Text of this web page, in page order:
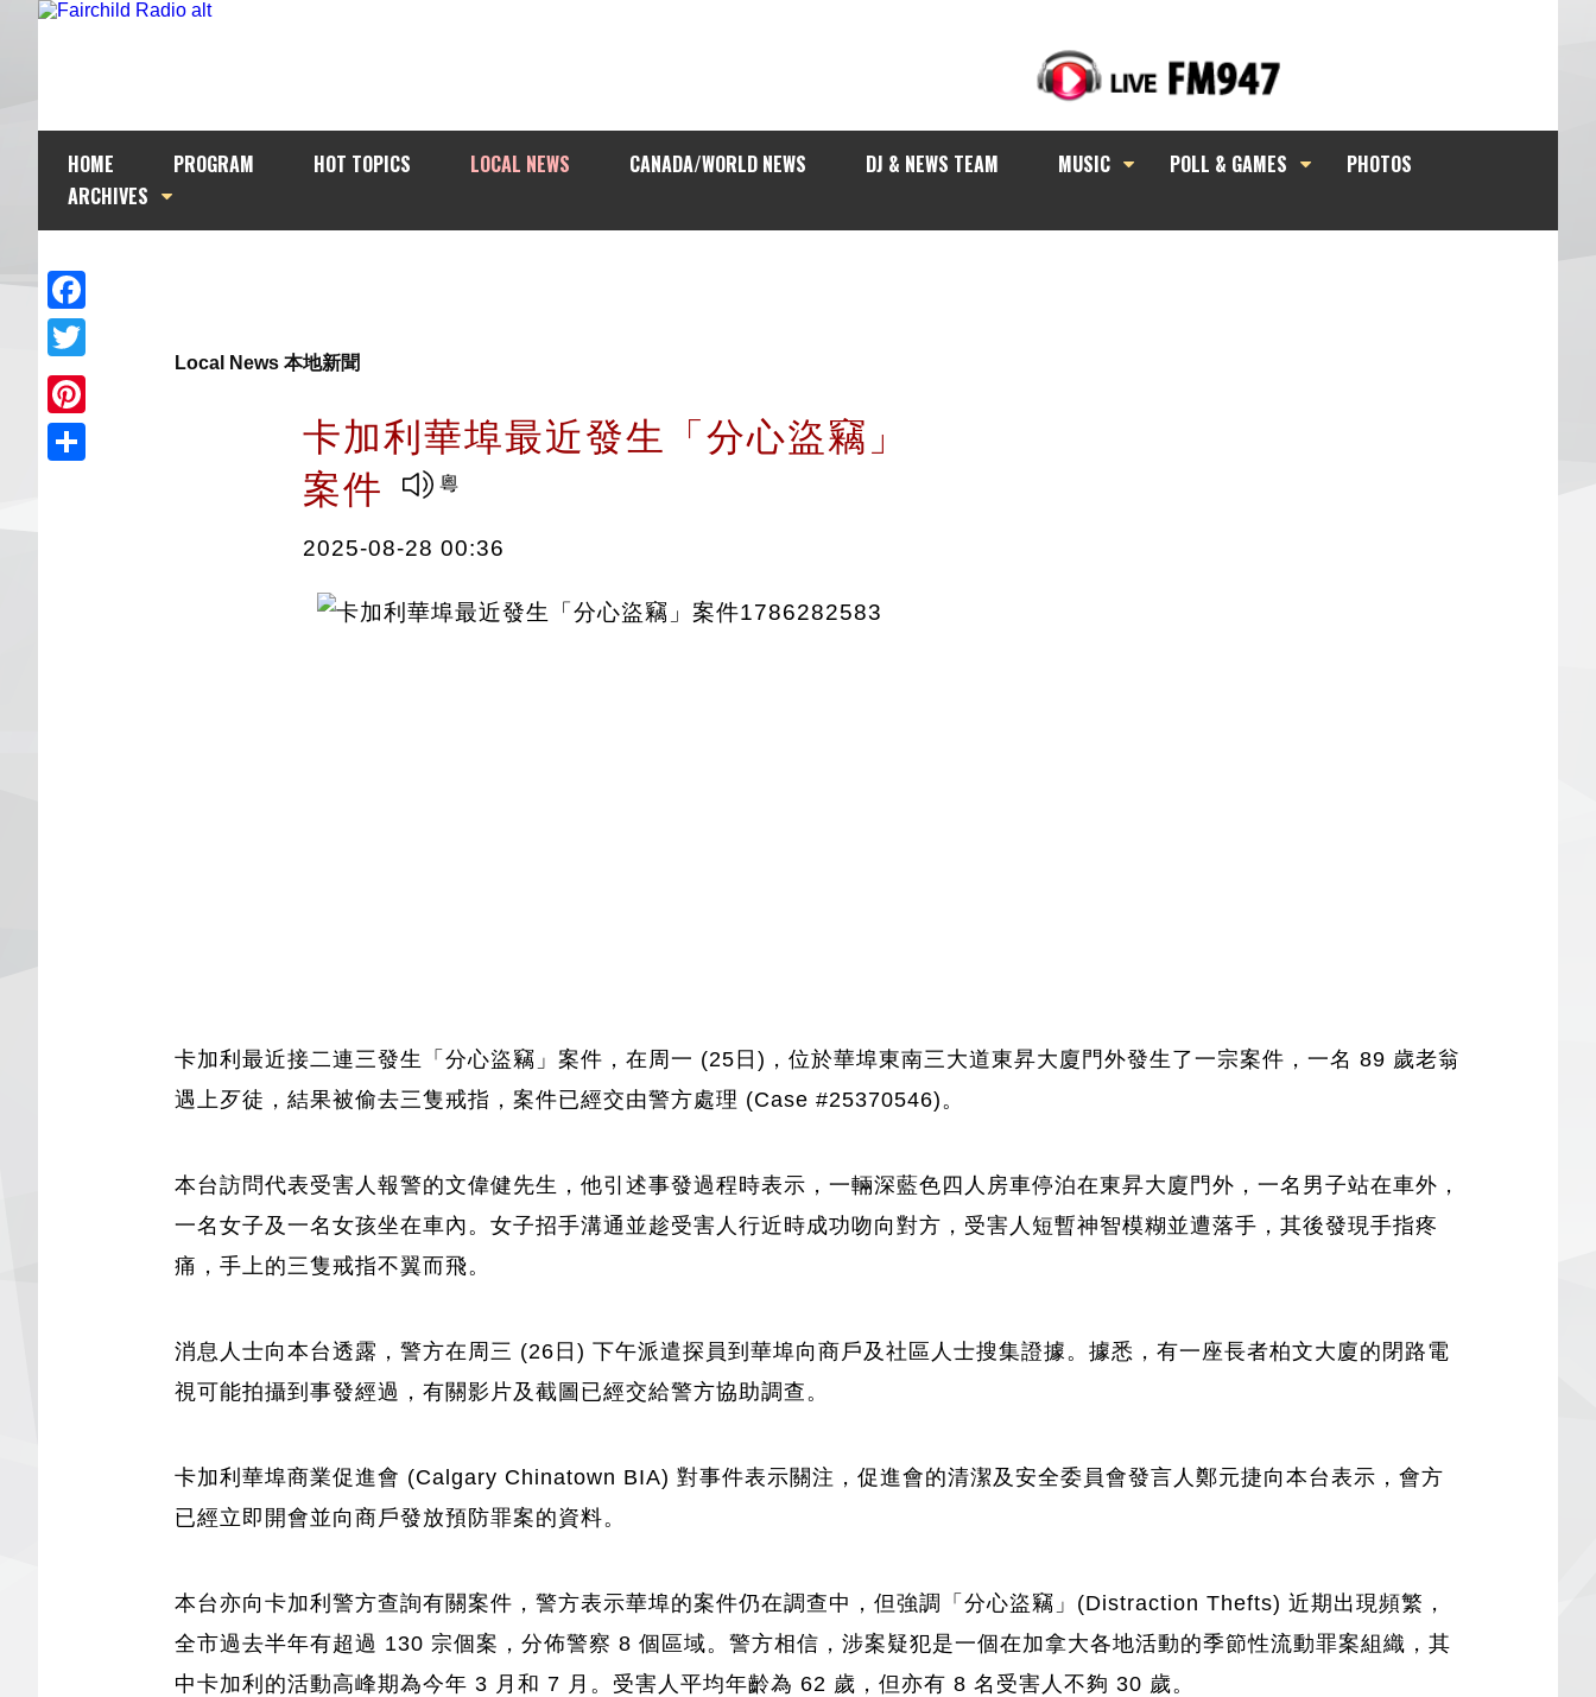
HOME PROGRAM HOT TOPICS LOCAL NEWS CANADA/WORLD NEWS DJ & NEWS TEAM MUSIC POLL & GAMES
PHOTOS
ARCHIVES
Facebook
Twitter
Pinterest
Local News 本地新聞
卡加利華埠最近發生「分心盜竊」
案件
2025-08-28 00:36
卡加利最近接二連三發生「分心盜竊」案件，在周一 (25日)，位於華埠東南三大道東昇大廈門外發生了一宗案件，一名 89 歲老翁
遇上歹徒，結果被偷去三隻戒指，案件已經交由警方處理​ (Case #25370546​)。
本台訪問代表受害人報警的文偉健先生，他引述事發過程時表示，一輛深藍色四人房車停泊在東昇大廈門外，一名男子站在車外，
一名女子及一名女孩坐在車內。女子招手溝通並趁受害人行近時成功吻向對方，受害人短暫神智模糊並遭落手，其後發現手指疼
痛，手上的三隻戒指不翼而飛。
消息人士向本台透露，警方在周三 (26日) 下午派遣探員到華埠向商戶及社區人士搜集證據。據悉，有一座長者柏文大廈的閉路電
視可能拍攝到事發經過，有關影片及截圖已經交給警方協助調查。
卡加利華埠商業促進會 (Calgary Chinatown BIA) 對事件表示關注，促進會的清潔及安全委員會發言人鄭元捷向本台表示，會方
已經立即開會並向商戶發放預防罪案的資料。
本台亦向卡加利警方查詢有關案件，警方表示華埠的案件仍在調查中，但強調「分心盜竊」(Distraction Thefts) 近期出現頻繁，
全市過去半年有超過 130 宗個案，分佈警察 8 個區域。警方相信，涉案疑犯是一個在加拿大各地活動的季節性流動罪案組織，其
中卡加利的活動高峰期為今年 3 月和 7 月。受害人平均年齡為 62 歲，但亦有 8 名受害人不夠 30 歲。